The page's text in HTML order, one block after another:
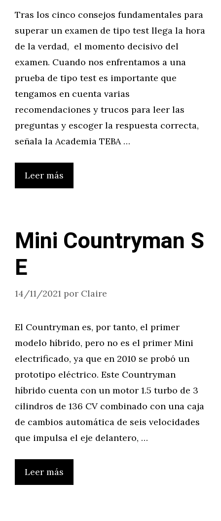
Tras los cinco consejos fundamentales para
superar un examen de tipo test llega la hora
de la verdad, el momento decisivo del
examen. Cuando nos enfrentamos a una
prueba de tipo test es importante que
tengamos en cuenta varias
recomendaciones y trucos para leer las
preguntas y escoger la respuesta correcta,
señala la Academia TEBA …
Leer más
Mini Countryman S
E
14/11/2021 por Claire
El Countryman es, por tanto, el primer
modelo híbrido, pero no es el primer Mini
electrificado, ya que en 2010 se probó un
prototipo eléctrico. Este Countryman
híbrido cuenta con un motor 1.5 turbo de 3
cilindros de 136 CV combinado con una caja
de cambios automática de seis velocidades
que impulsa el eje delantero, …
Leer más